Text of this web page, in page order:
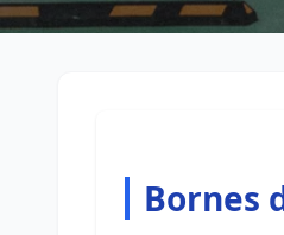
Bornes